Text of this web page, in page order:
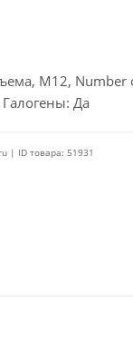
M12, Number
Да
| ID товара: 51931